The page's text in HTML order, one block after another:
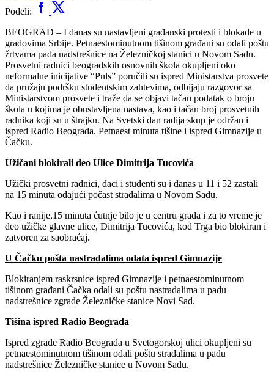
Podeli:
BEOGRAD – I danas su nastavljeni građanski protesti i blokade u
gradovima Srbije. Petnaestominutnom tišinom građani su odali poštu
žrtvama pada nadstrešnice na Železničkoj stanici u Novom Sadu.
Prosvetni radnici beogradskih osnovnih škola okupljeni oko
neformalne inicijative “Puls” poručili su ispred Ministarstva prosvete
da pružaju podršku studentskim zahtevima, odbijaju razgovor sa
Ministarstvom prosvete i traže da se objavi tačan podatak o broju
škola u kojima je obustavljena nastava, kao i tačan broj prosvetnih
radnika koji su u štrajku. Na Svetski dan radija skup je održan i
ispred Radio Beograda. Petnaest minuta tišine i ispred Gimnazije u
Čačku.
Užičani blokirali deo Ulice Dimitrija Tucovića
Užički prosvetni radnici, đaci i studenti su i danas u 11 i 52 zastali
na 15 minuta odajući počast stradalima u Novom Sadu.
Kao i ranije,15 minuta ćutnje bilo je u centru grada i za to vreme je
deo užičke glavne ulice, Dimitrija Tucovića, kod Trga bio blokiran i
zatvoren za saobraćaj.
U Čačku pošta nastradalima odata ispred Gimnazije
Blokiranjem raskrsnice ispred Gimnazije i petnaestominutnom
tišinom građani Čačka odali su poštu nastradalima u padu
nadstrešnice zgrade Železničke stanice Novi Sad.
Tišina ispred Radio Beograda
Ispred zgrade Radio Beograda u Svetogorskoj ulici okupljeni su
petnaestominutnom tišinom odali poštu stradalima u padu
nadstrešnice Železničke stanice u Novom Sadu.